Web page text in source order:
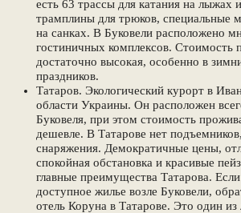
есть 63 трассы для катания на лыжах
трамплины для трюков, специальные
на санках. В Буковели расположено
гостиничных комплексов. Стоимость
достаточно высокая, особенно в
праздников.
Татаров. Экологический курорт в
области Украины. Он расположен
Буковеля, при этом стоимость
дешевле. В Татарове нет
снаряжения. Демократичные цены,
спокойная обстановка и красивые
главные преимущества Татарова.
доступное жилье возле Буковели,
отель Коруна в Татарове. Это один